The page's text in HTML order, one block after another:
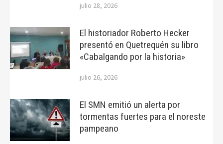
julio 28, 2026
El historiador Roberto Hecker
presentó en Quetrequén su libro
«Cabalgando por la historia»
julio 26, 2026
El SMN emitió un alerta por
tormentas fuertes para el noreste
pampeano